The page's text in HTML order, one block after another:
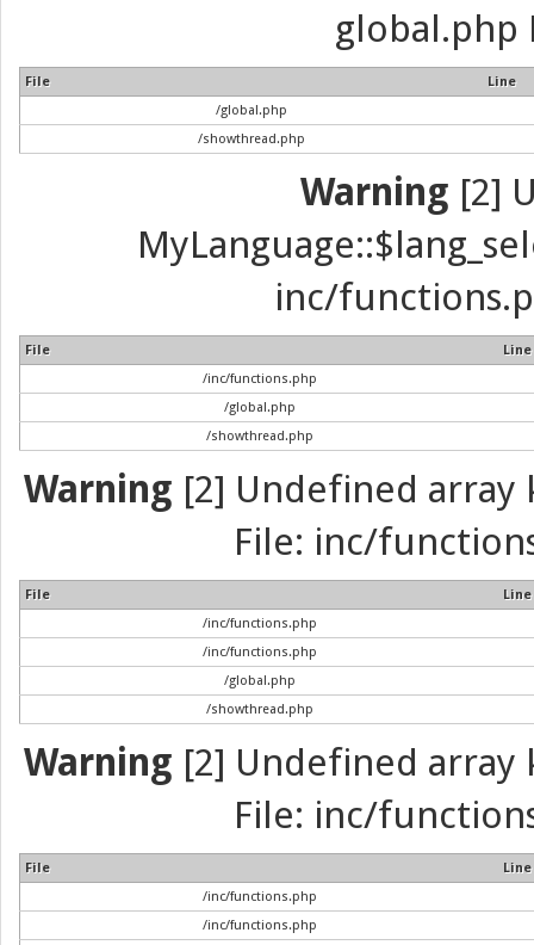
global.php
File
Line
/global.php
/showthread.php
Warning [2]
inc/
File
Line
/inc/functions.php
/global.php
/showthread.php
Warning [2] Undefined array
File: inc/
File
Line
/inc/functions.php
/inc/functions.php
/global.php
/showthread.php
Warning [2] Undefined array
File: inc/
File
Line
/inc/functions.php
/inc/functions.php